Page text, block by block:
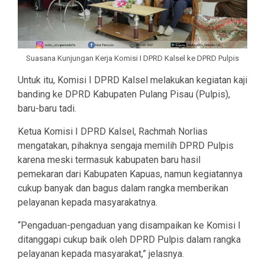
Suasana Kunjungan Kerja Komisi I DPRD Kalsel ke DPRD Pulpis
Untuk itu, Komisi I DPRD Kalsel melakukan kegiatan kaji
banding ke DPRD Kabupaten Pulang Pisau (Pulpis),
baru-baru tadi.
Ketua Komisi I DPRD Kalsel, Rachmah Norlias
mengatakan, pihaknya sengaja memilih DPRD Pulpis
karena meski termasuk kabupaten baru hasil
pemekaran dari Kabupaten Kapuas, namun kegiatannya
cukup banyak dan bagus dalam rangka memberikan
pelayanan kepada masyarakatnya.
“Pengaduan-pengaduan yang disampaikan ke Komisi I
ditanggapi cukup baik oleh DPRD Pulpis dalam rangka
pelayanan kepada masyarakat,” jelasnya.